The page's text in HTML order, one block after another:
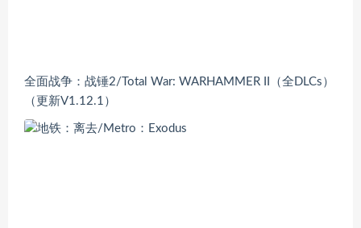
全面战争：战锤2/Total War: WARHAMMER II（全DLCs）
（更新V1.12.1）